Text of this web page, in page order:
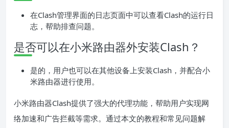
在Clash管理界面的日志页面中可以查看Clash的运行日
志，帮助排查问题。
是否可以在小米路由器外安装Clash？
是的，用户也可以在其他设备上安装Clash，并配合小
米路由器进行使用。
小米路由器Clash提供了强大的代理功能，帮助用户实现网
络加速和广告拦截等需求。通过本文的教程和常见问题解